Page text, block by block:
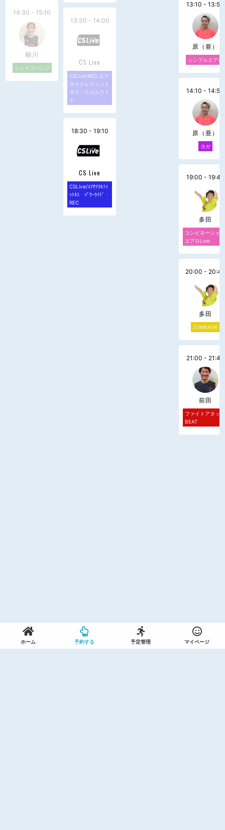
14:30 - 15:10
馳川
シェイプパンプ
13:30 - 14:00
CS Live
CSLive/REC エア
サイクルフィット
ネス・リズムライ
ド
18:30 - 19:10
CS Live
CSLive/ｴｱｻｲｸﾙﾌｨ
ｯﾄﾈｽ ﾊﾟﾜｰﾗｲﾄﾞ・
REC
13:10 - 13:50
原（亜）
シンプルエアロ
14:10 - 14:50
原（亜）
ヨガ
19:00 - 19:40
多田
コンビネーション
エアロLow
20:00 - 20:40
多田
ZUMBA(R)
21:00 - 21:40
前田
ファイトアタック
BEAT
ホーム 予約する 予定管理 マイページ